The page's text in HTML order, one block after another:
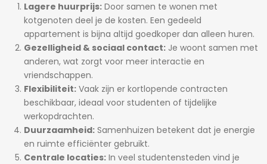
Lagere huurprijs: Door samen te wonen met
kotgenoten deel je de kosten. Een gedeeld
appartement is bijna altijd goedkoper dan alleen huren.
Gezelligheid & sociaal contact: Je woont samen met
anderen, wat zorgt voor meer interactie en
vriendschappen.
Flexibiliteit: Vaak zijn er kortlopende contracten
beschikbaar, ideaal voor studenten of tijdelijke
werkopdrachten.
Duurzaamheid: Samenhuizen betekent dat je energie
en ruimte efficiënter gebruikt.
Centrale locaties: In veel studentensteden vind je